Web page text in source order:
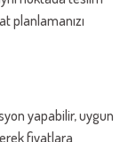
planlamanızı
yapabilir, uygun
fiyatlara